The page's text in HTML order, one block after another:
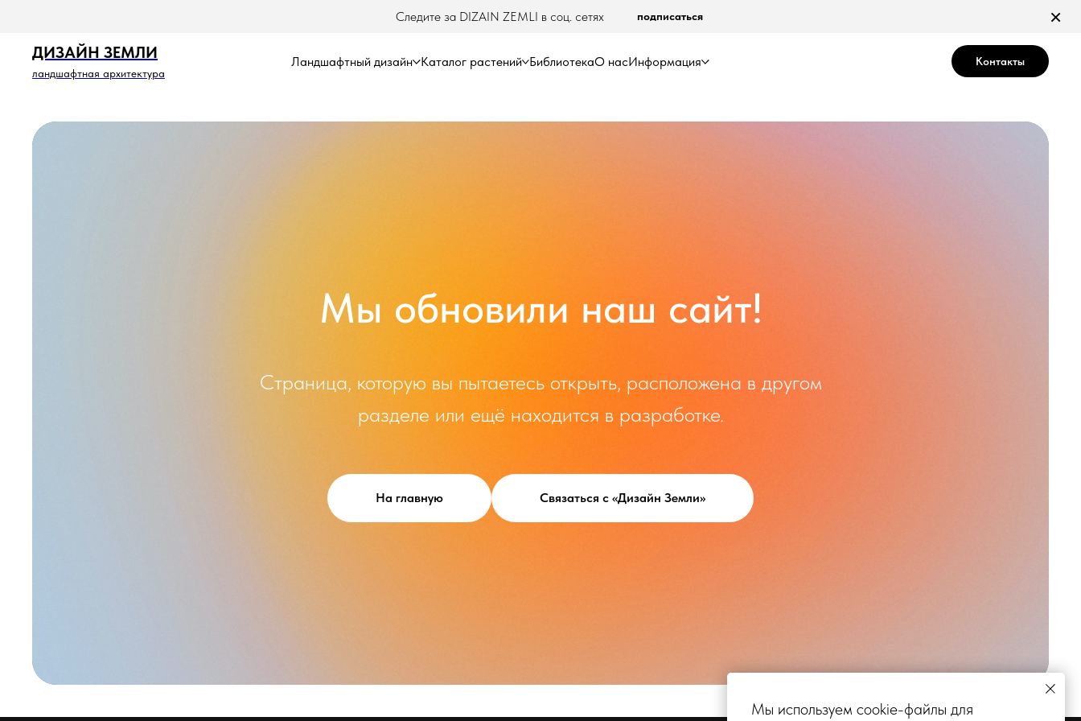
Следите за DIZAIN ZEMLI в соц. сетях подписаться ×
ДИЗАЙН ЗЕМЛИ
ландшафтная архитектура
Ландшафтный дизайн Каталог растений БиблиотекаО насИнформация Контакты
Мы обновили наш сайт!
Страница, которую вы пытаетесь открыть, расположена в другом
разделе или ещё находится в разработке.
На главную Связаться с «Дизайн Земли»
Мы используем cookie-файлы для